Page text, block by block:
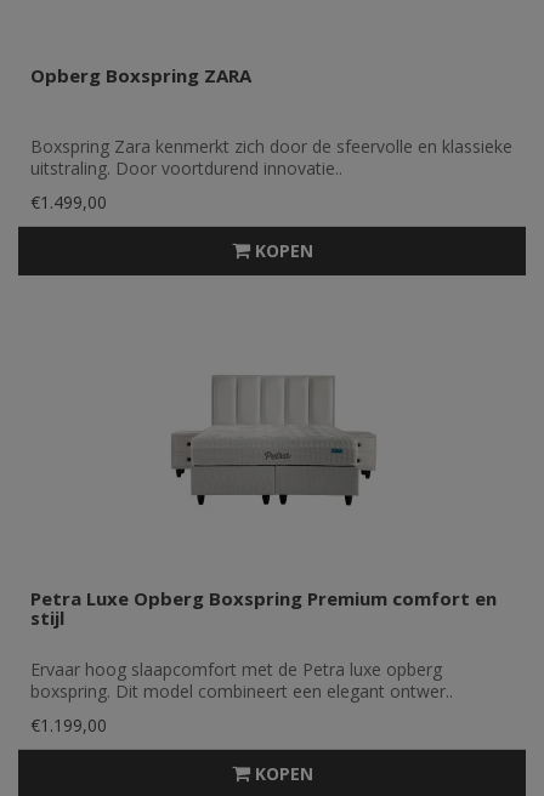
Opberg Boxspring ZARA
Boxspring Zara kenmerkt zich door de sfeervolle en klassieke
uitstraling. Door voortdurend innovatie..
€1.499,00
KOPEN
Petra Luxe Opberg Boxspring Premium comfort en
stijl
Ervaar hoog slaapcomfort met de Petra luxe opberg
boxspring. Dit model combineert een elegant ontwer..
€1.199,00
KOPEN